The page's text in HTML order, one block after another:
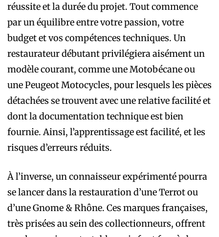
réussite et la durée du projet. Tout commence
par un équilibre entre votre passion, votre
budget et vos compétences techniques. Un
restaurateur débutant privilégiera aisément un
modèle courant, comme une Motobécane ou
une Peugeot Motocycles, pour lesquels les pièces
détachées se trouvent avec une relative facilité et
dont la documentation technique est bien
fournie. Ainsi, l’apprentissage est facilité, et les
risques d’erreurs réduits.
À l’inverse, un connaisseur expérimenté pourra
se lancer dans la restauration d’une Terrot ou
d’une Gnome & Rhône. Ces marques françaises,
très prisées au sein des collectionneurs, offrent